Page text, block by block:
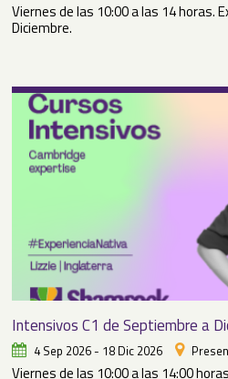
Viernes de las 10:00 a las 14 horas.
Diciembre.
Intensivos C1 de Septiembre a
4 Sep 2026 - 18 Dic 2026
Viernes de las 10:00 a las 14:00